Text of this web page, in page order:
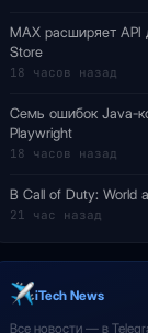
MAX расширяет API
Store
18 часов назад
Семь ошибок Java-
Playwright
18 часов назад
В Call of Duty: World
21 час назад
iTech News
Все новости — в